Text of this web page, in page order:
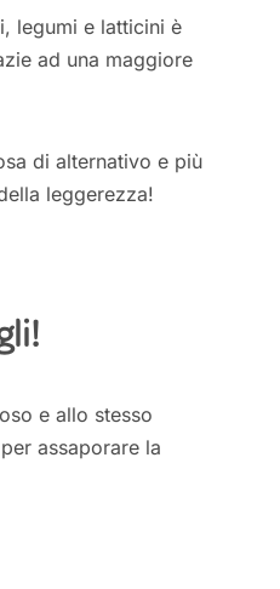
legumi e latticini è
ad una maggiore
di alternativo e più
leggerezza!
e allo stesso
assaporare la